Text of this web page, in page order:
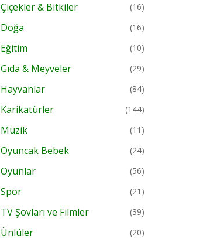
Çiçekler & Bitkiler (16)
Doğa (16)
Eğitim (10)
Gıda & Meyveler (29)
Hayvanlar (84)
Karikatürler (144)
Müzik (11)
Oyuncak Bebek (24)
Oyunlar (56)
Spor (21)
TV Şovları ve Filmler (39)
Ünlüler (20)